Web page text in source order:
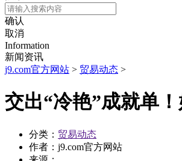
确认
取消
Information
新闻资讯
j9.com官方网站 > 贸易动态 >
交出“冷艳”成就单
分类： 贸易动态
作者： j9.com官方网站